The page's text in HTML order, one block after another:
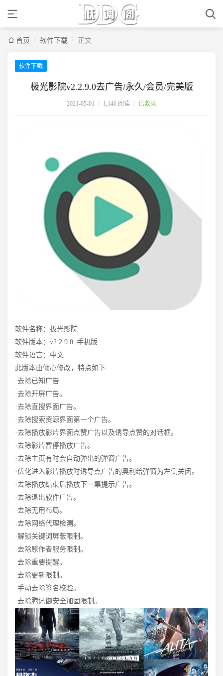
首页 / 软件下载 / 正文
软件下载
极光影院v2.2.9.0去广告/永久/会员/完美版
2021-05-01 / 1,146 阅读 / 已收录
软件名称：极光影院
软件版本：v2.2.9.0_手机版
软件语言：中文
此版本由倾心修改，特点如下:
·去除已知广告
·去除开屏广告。
·去除直搜界面广告。
·去除搜索资源界面第一个广告。
·去除播放影片界面点赞广告以及诱导点赞的对话框。
·去除影片暂停播放广告。
·去除主页有时会自动弹出的弹窗广告。
·优化进入影片播放时诱导点广告的奥利给弹窗为左侧关闭。
·去除播放结束后播放下一集提示广告。
·去除退出软件广告。
·去除无用布局。
·去除网络代理检测。
·解锁关键词屏蔽限制。
·去除原作者服务限制。
·去除重要提醒。
·去除更新限制。
·手动去除签名校验。
·去除腾讯御安全加固限制。